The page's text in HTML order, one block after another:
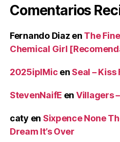
Comentarios
Fernando Diaz en The
Chemical Girl
2025iplMic en Seal – Kiss
StevenNaifE en Villagers
caty en Sixpence None
Dream It’s Over